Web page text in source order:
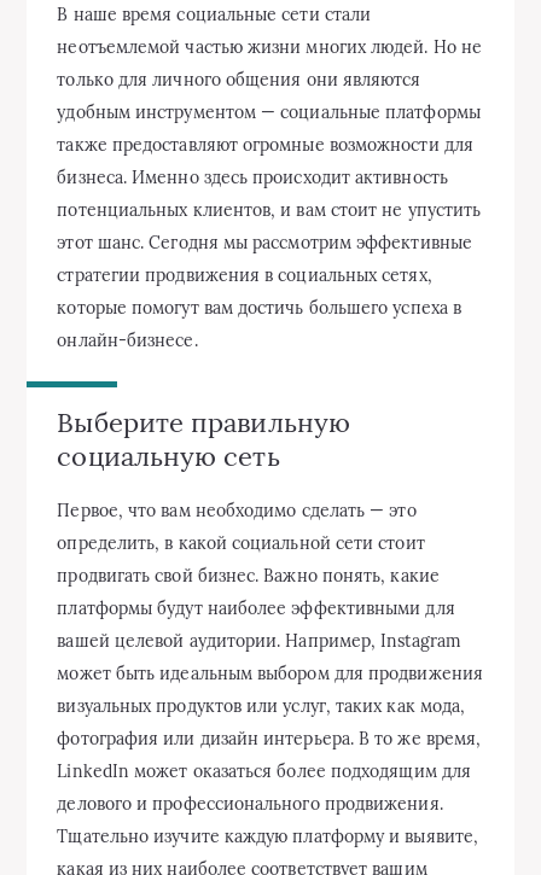
В наше время социальные сети стали
неотъемлемой частью жизни многих людей. Но не
только для личного общения они являются
удобным инструментом — социальные платформы
также предоставляют огромные возможности для
бизнеса. Именно здесь происходит активность
потенциальных клиентов, и вам стоит не упустить
этот шанс. Сегодня мы рассмотрим эффективные
стратегии продвижения в социальных сетях,
которые помогут вам достичь большего успеха в
онлайн-бизнесе.
Выберите правильную
социальную сеть
Первое, что вам необходимо сделать — это
определить, в какой социальной сети стоит
продвигать свой бизнес. Важно понять, какие
платформы будут наиболее эффективными для
вашей целевой аудитории. Например, Instagram
может быть идеальным выбором для продвижения
визуальных продуктов или услуг, таких как мода,
фотография или дизайн интерьера. В то же время,
LinkedIn может оказаться более подходящим для
делового и профессионального продвижения.
Тщательно изучите каждую платформу и выявите,
какая из них наиболее соответствует вашим